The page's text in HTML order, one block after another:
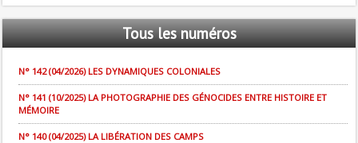
Tousles numéros
N° 142 (04/2026) LES DYNAMIQUES COLONIALES
N° 141 (10/2025) LA PHOTOGRAPHIE DES GÉNOCIDES ENTRE HISTOIRE ET
MÉMOIRE
N° 140 (04/2025) LA LIBÉRATION DES CAMPS